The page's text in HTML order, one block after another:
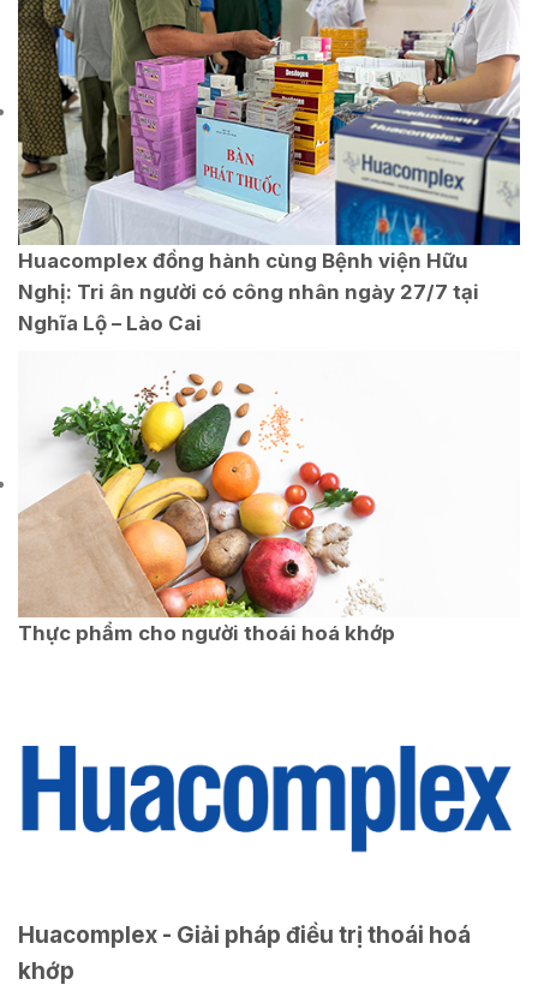
Huacomplex đồng hành cùng Bệnh viện Hữu
Nghị: Tri ân người có công nhân ngày 27/7 tại
Nghĩa Lộ – Lào Cai
Thực phẩm cho người thoái hoá khớp
Huacomplex - Giải pháp điều trị thoái hoá
khớp